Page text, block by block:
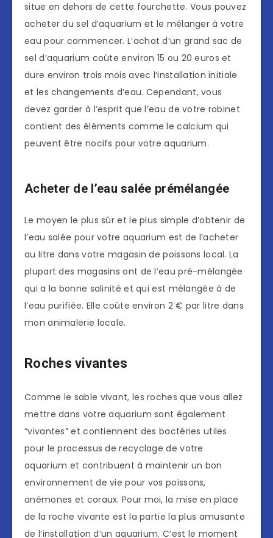
situe en dehors de cette fourchette. Vous pouvez
acheter du sel d’aquarium et le mélanger à votre
eau pour commencer. L’achat d’un grand sac de
sel d’aquarium coûte environ 15 ou 20 euros et
dure environ trois mois avec l’installation initiale
et les changements d’eau. Cependant, vous
devez garder à l’esprit que l’eau de votre robinet
contient des éléments comme le calcium qui
peuvent être nocifs pour votre aquarium.
Acheter de l’eau salée prémélangée
Le moyen le plus sûr et le plus simple d’obtenir de
l’eau salée pour votre aquarium est de l’acheter
au litre dans votre magasin de poissons local. La
plupart des magasins ont de l’eau pré-mélangée
qui a la bonne salinité et qui est mélangée à de
l’eau purifiée. Elle coûte environ 2 € par litre dans
mon animalerie locale.
Roches vivantes
Comme le sable vivant, les roches que vous allez
mettre dans votre aquarium sont également
“vivantes” et contiennent des bactéries utiles
pour le processus de recyclage de votre
aquarium et contribuent à maintenir un bon
environnement de vie pour vos poissons,
anémones et coraux. Pour moi, la mise en place
de la roche vivante est la partie la plus amusante
de l’installation d’un aquarium. C’est le moment